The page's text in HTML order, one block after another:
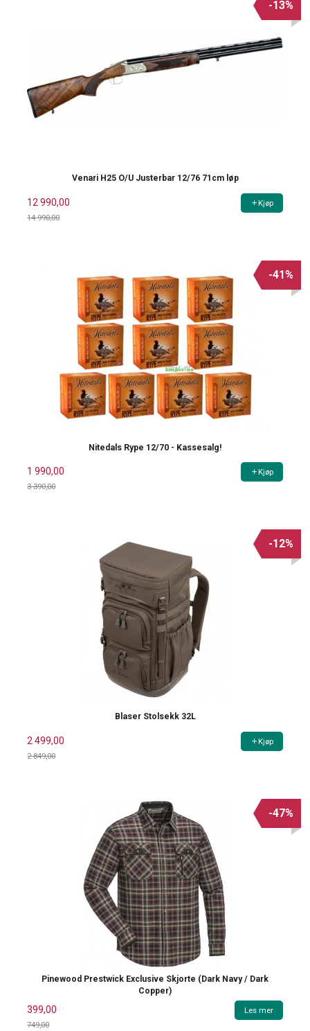
Venari H25 O/U Justerbar 12/76 71cm løp
12 990,00
14 990,00
-13%
Kjøp
Nitedals Rype 12/70 - Kassesalg!
1 990,00
3 390,00
-41%
Kjøp
Blaser Stolsekk 32L
2 499,00
2 849,00
-12%
Kjøp
Pinewood Prestwick Exclusive Skjorte (Dark Navy / Dark
Copper)
399,00
749,00
-47%
Les mer